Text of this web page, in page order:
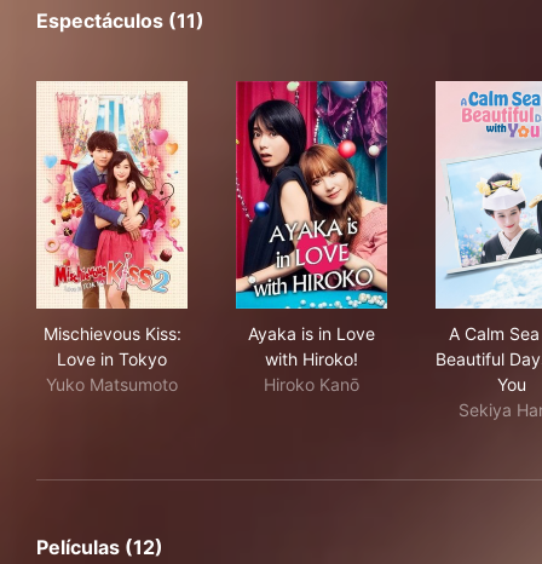
Espectáculos (11)
Mischievous Kiss:
Love in Tokyo
Yuko Matsumoto
Ayaka is in Love
with Hiroko!
Hiroko Kanō
A Calm
Beautiful
You
Sekiya
Películas (12)